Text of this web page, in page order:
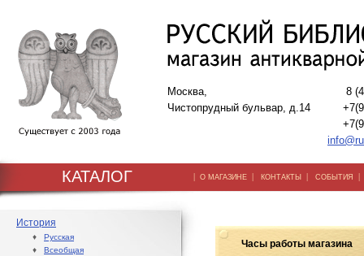
Москва,
Чистопрудный бульвар, д.14
8
КАТАЛОГ | О МАГАЗИНЕ | КОНТАКТЫ | СОБЫТИЯ
История
♦ Русская
♦ Всеобщая
Часы работы магазина